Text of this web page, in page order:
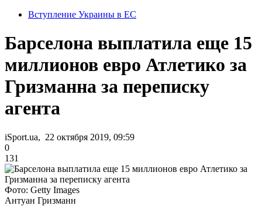
Вступление Украины в ЕС
Барселона выплатила еще 15
миллионов евро Атлетико за
Гризманна за переписку
агента
iSport.ua, 22 октября 2019, 09:59
0
131
Фото: Getty Images
Антуан Гризманн